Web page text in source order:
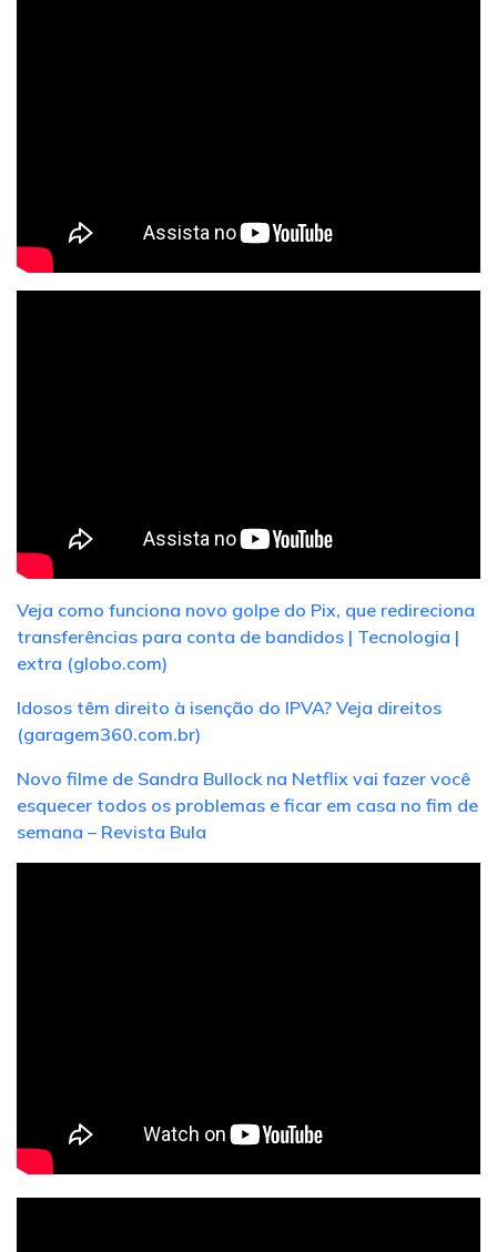
Veja como funciona novo golpe do Pix, que redireciona
transferências para conta de bandidos | Tecnologia |
extra (globo.com)
Idosos têm direito à isenção do IPVA? Veja direitos
(garagem360.com.br)
Novo filme de Sandra Bullock na Netflix vai fazer você
esquecer todos os problemas e ficar em casa no fim de
semana – Revista Bula